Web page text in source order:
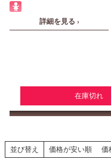
詳細を見る ›
在庫切れ
並び替え 価格が安い順 価